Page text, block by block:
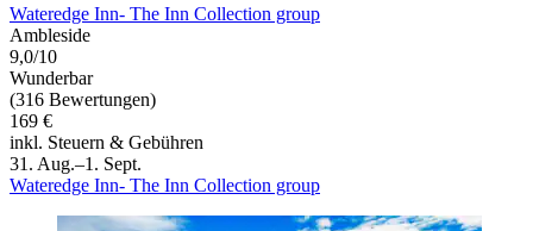
Wateredge Inn- The Inn Collection group
Ambleside
9,0/10
Wunderbar
(316 Bewertungen)
169 €
inkl. Steuern & Gebühren
31. Aug.–1. Sept.
Wateredge Inn- The Inn Collection group